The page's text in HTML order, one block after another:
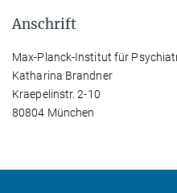
Anschrift
Max-Planck-Institut für
Katharina Brandner
Kraepelinstr. 2-10
80804 München